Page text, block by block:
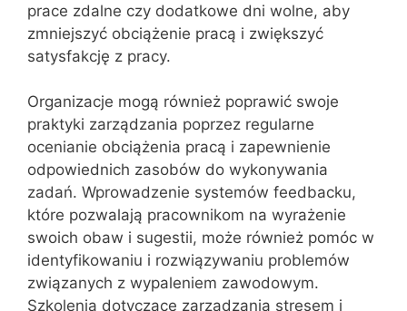
prace zdalne czy dodatkowe dni wolne, aby
zmniejszyć obciążenie pracą i zwiększyć
satysfakcję z pracy.
Organizacje mogą również poprawić swoje
praktyki zarządzania poprzez regularne
ocenianie obciążenia pracą i zapewnienie
odpowiednich zasobów do wykonywania
zadań. Wprowadzenie systemów feedbacku,
które pozwalają pracownikom na wyrażenie
swoich obaw i sugestii, może również pomóc w
identyfikowaniu i rozwiązywaniu problemów
związanych z wypaleniem zawodowym.
Szkolenia dotyczące zarządzania stresem i